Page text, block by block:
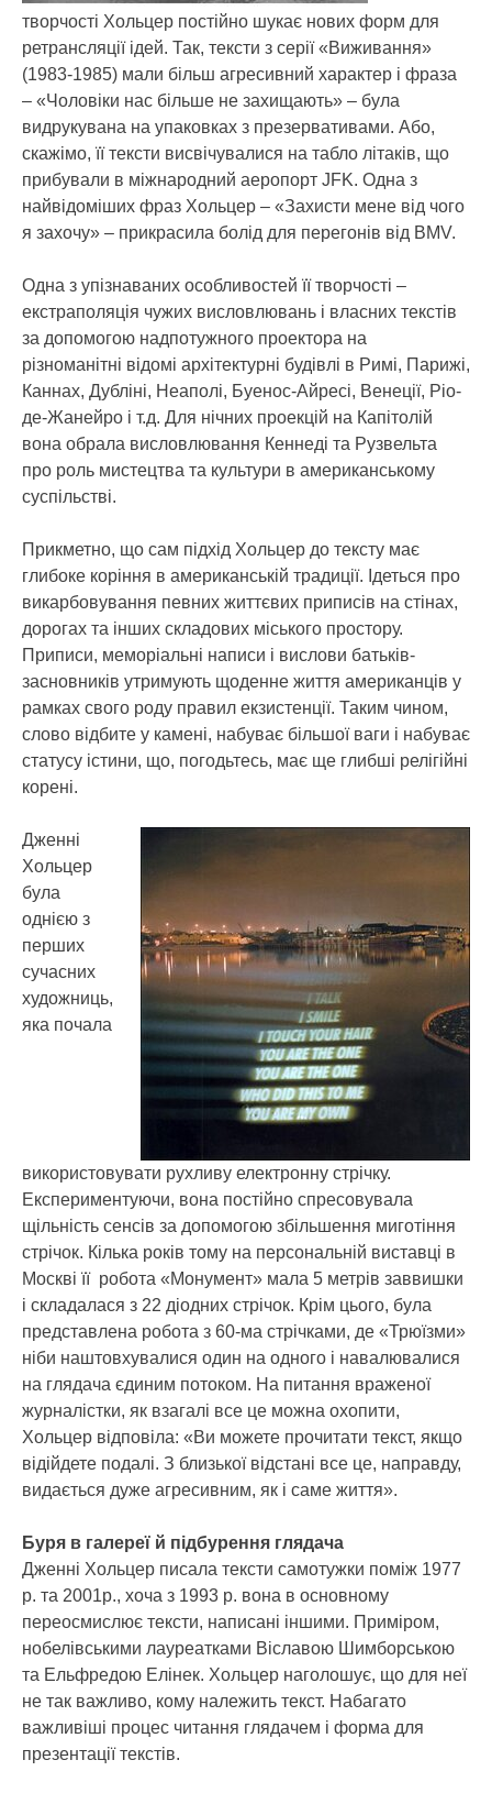
творчості Хольцер постійно шукає нових форм для
ретрансляції ідей. Так, тексти з серії «Виживання»
(1983-1985) мали більш агресивний характер і фраза
– «Чоловіки нас більше не захищають» – була
видрукувана на упаковках з презервативами. Або,
скажімо, її тексти висвічувалися на табло літаків, що
прибували в міжнародний аеропорт JFK. Одна з
найвідоміших фраз Хольцер – «Захисти мене від чого
я захочу» – прикрасила болід для перегонів від BMV.
Одна з упізнаваних особливостей її творчості –
екстраполяція чужих висловлювань і власних текстів
за допомогою надпотужного проектора на
різноманітні відомі архітектурні будівлі в Римі, Парижі,
Каннах, Дубліні, Неаполі, Буенос-Айресі, Венеції, Ріо-
де-Жанейро і т.д. Для нічних проекцій на Капітолій
вона обрала висловлювання Кеннеді та Рузвельта
про роль мистецтва та культури в американському
суспільстві.
Прикметно, що сам підхід Хольцер до тексту має
глибоке коріння в американській традиції. Ідеться про
викарбовування певних життєвих приписів на стінах,
дорогах та інших складових міського простору.
Приписи, меморіальні написи і вислови батьків-
засновників утримують щоденне життя американців у
рамках свого роду правил екзистенції. Таким чином,
слово відбите у камені, набуває більшої ваги і набуває
статусу істини, що, погодьтесь, має ще глибші релігійні
корені.
Дженні
Хольцер
була
однією з
перших
сучасних
художниць,
яка почала
використовувати рухливу електронну стрічку.
Експериментуючи, вона постійно спресовувала
щільність сенсів за допомогою збільшення миготіння
стрічок. Кілька років тому на персональній виставці в
Москві її робота «Монумент» мала 5 метрів заввишки
і складалася з 22 діодних стрічок. Крім цього, була
представлена робота з 60-ма стрічками, де «Трюїзми»
ніби наштовхувалися один на одного і навалювалися
на глядача єдиним потоком. На питання враженої
журналістки, як взагалі все це можна охопити,
Хольцер відповіла: «Ви можете прочитати текст, якщо
відійдете подалі. З близької відстані все це, направду,
видається дуже агресивним, як і саме життя».
Буря в галереї й підбурення глядача
Дженні Хольцер писала тексти самотужки поміж 1977
р. та 2001р., хоча з 1993 р. вона в основному
переосмислює тексти, написані іншими. Приміром,
нобелівськими лауреатками Віславою Шимборською
та Ельфредою Елінек. Хольцер наголошує, що для неї
не так важливо, кому належить текст. Набагато
важливіші процес читання глядачем і форма для
презентації текстів.